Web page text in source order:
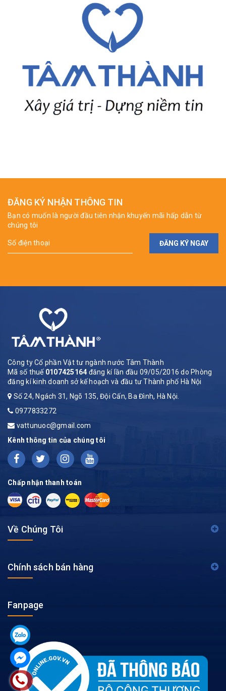
ĐĂNG KÝ NHẬN THÔNG TIN
Bạn có muốn là người đầu tiên nhận khuyến mãi hấp dẫn từ
chúng tôi
ĐĂNG KÝ NGAY
Công ty Cổ phần Vật tư ngành nước Tâm Thành
Mã số thuế 0107425164 đăng kí lần đầu 09/05/2016 do Phòng
đăng kí kinh doanh sở kế hoạch và đầu tư Thành phố Hà Nội
Số 24, Ngách 31, Ngõ 135, Đội Cấn, Ba Đình, Hà Nội.
0977833272
vattunuoc@gmail.com
Kênh thông tin của chúng tôi
Chấp nhận thanh toán
Về Chúng Tôi
Chính sách bán hàng
Fanpage